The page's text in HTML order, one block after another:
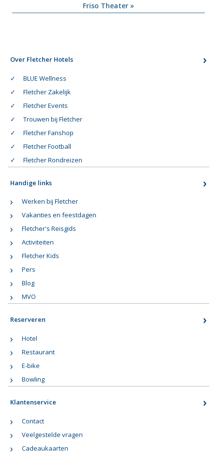
Friso Theater »
Over Fletcher Hotels
BLUE Wellness
Fletcher Zakelijk
Fletcher Events
Trouwen bij Fletcher
Fletcher Fanshop
Fletcher Football
Fletcher Rondreizen
Handige links
Werken bij Fletcher
Vakanties en feestdagen
Fletcher's Reisgids
Activiteiten
Fletcher Kids
Pers
Blog
MVO
Reserveren
Hotel
Restaurant
E-bike
Bowling
Klantenservice
Contact
Veelgestelde vragen
Cadeaukaarten